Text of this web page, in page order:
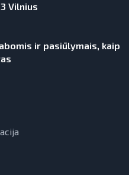
Vilnius
ir pasiūlymais, kaip